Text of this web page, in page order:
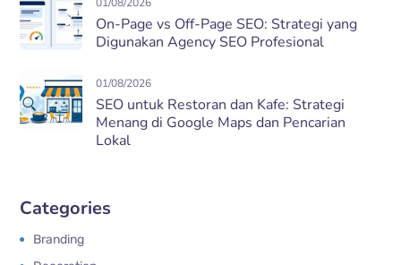
On-Page vs Off-Page SEO: Strategi yang
Digunakan Agency SEO Profesional
01/08/2026
SEO untuk Restoran dan Kafe: Strategi
Menang di Google Maps dan Pencarian
Lokal
Categories
Branding